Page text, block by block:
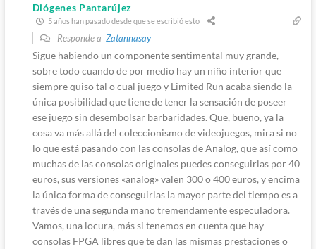
Diógenes Pantarújez
5 años han pasado desde que se escribió esto
Responde a Zatannasay
Sigue habiendo un componente sentimental muy grande,
sobre todo cuando de por medio hay un niño interior que
siempre quiso tal o cual juego y Limited Run acaba siendo la
única posibilidad que tiene de tener la sensación de poseer
ese juego sin desembolsar barbaridades. Que, bueno, ya la
cosa va más allá del coleccionismo de videojuegos, mira si no
lo que está pasando con las consolas de Analog, que así como
muchas de las consolas originales puedes conseguirlas por 40
euros, sus versiones «analog» valen 300 o 400 euros, y encima
la única forma de conseguirlas la mayor parte del tiempo es a
través de una segunda mano tremendamente especuladora.
Vamos, una locura, más si tenemos en cuenta que hay
consolas FPGA libres que te dan las mismas prestaciones o